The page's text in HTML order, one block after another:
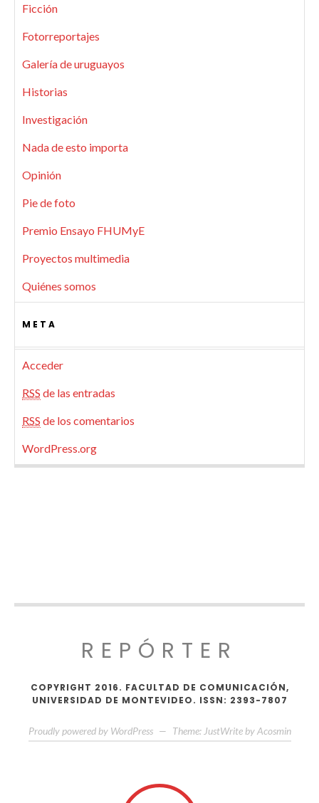
Ficción
Fotorreportajes
Galería de uruguayos
Historias
Investigación
Nada de esto importa
Opinión
Pie de foto
Premio Ensayo FHUMyE
Proyectos multimedia
Quiénes somos
META
Acceder
RSS de las entradas
RSS de los comentarios
WordPress.org
REPÓRTER
COPYRIGHT 2016. FACULTAD DE COMUNICACIÓN,
UNIVERSIDAD DE MONTEVIDEO. ISSN: 2393-7807
Proudly powered by WordPress — Theme: JustWrite by Acosmin